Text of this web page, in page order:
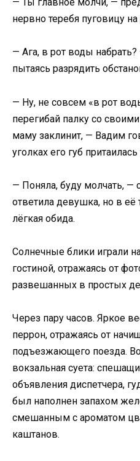
нервно теребя пуговицу
— Ага, в рот воды
пытаясь разрядить
— Ну, не совсем «в рот
перегибай палку со
маму заклинит, — Вадим
уголках его губ
— Поняла, буду молчать, —
ответила девушка, но в её
лёгкая обида.
Солнечные блики играли
гостиной, отражаясь от
развешанных в простых
Через пару часов. Яркое
перрон, отражаясь от
подъезжающего поезда.
вокзальная суета:
объявления диспетчера,
был наполнен запахом
смешанным с ароматом
каштанов.